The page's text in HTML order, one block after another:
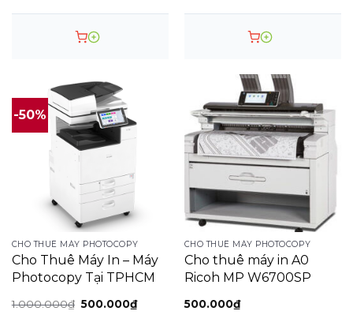
-50%
CHO THUÊ MÁY PHOTOCOPY
Cho Thuê Máy In – Máy
Photocopy Tại TPHCM
1.000.000₫ Giá
500.000₫Giá
hiện
CHO THUÊ MÁY PHOTOCOPY
Cho thuê máy in A0
Ricoh MP W6700SP
500.000₫